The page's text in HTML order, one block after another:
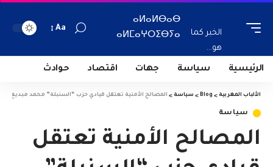
الخبر كما
هو...
ⴰⵍⴰⵍⴱⴰⴱ
ⴰⵍⵎⴰⵖⵔⵉⴱⵢⴰ
Aa
الرئيسية سياسة جهات اقتصاد حوادث
الألباب المغربية >
Blog
> سياسة > المصالح الأمنية تعتقل قيادي حزب “السنبلة” محمد مبديع
سياسة
المصالح الأمنية تعتقل